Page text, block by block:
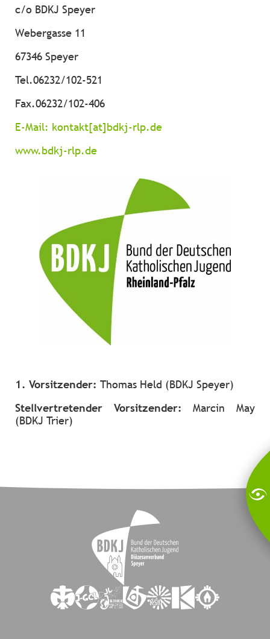
c/o BDKJ Speyer
Webergasse 11
67346 Speyer
Tel.06232/102-521
Fax.06232/102-406
E-Mail: kontakt[at]bdkj-rlp.de
www.bdkj-rlp.de
1. Vorsitzender: Thomas Held (BDKJ Speyer)
Stellvertretender Vorsitzender:Marcin May
(BDKJ Trier)